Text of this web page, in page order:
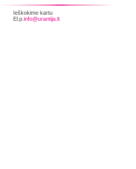
Ieškokime kartu
El.p. info@urantija.lt